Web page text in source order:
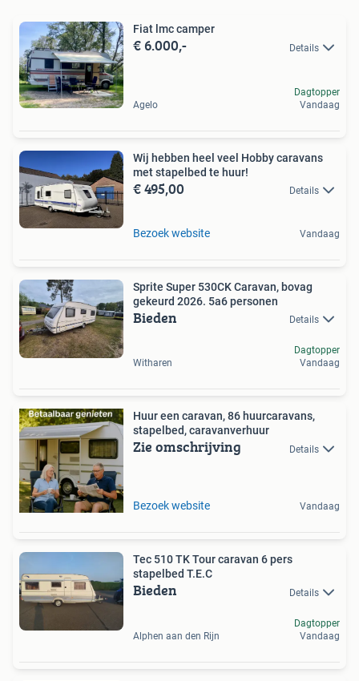
Fiat lmc camper
€ 6.000,- Details
Agelo
Dagtopper
Vandaag
Wij hebben heel veel Hobby caravans
met stapelbed te huur!
€ 495,00 Details
Bezoek website Vandaag
Sprite Super 530CK Caravan, bovag
gekeurd 2026. 5a6 personen
Bieden Details
Witharen
Dagtopper
Vandaag
Huur een caravan, 86 huurcaravans,
stapelbed, caravanverhuur
Zie omschrijving Details
Bezoek website Vandaag
Tec 510 TK Tour caravan 6 pers
stapelbed T.E.C
Bieden Details
Alphen aan den Rijn
Dagtopper
Vandaag